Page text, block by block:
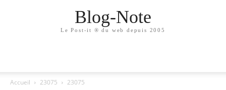
Blog-Note
Le Post-it ® du web depuis 2005
Accueil 23075 23075